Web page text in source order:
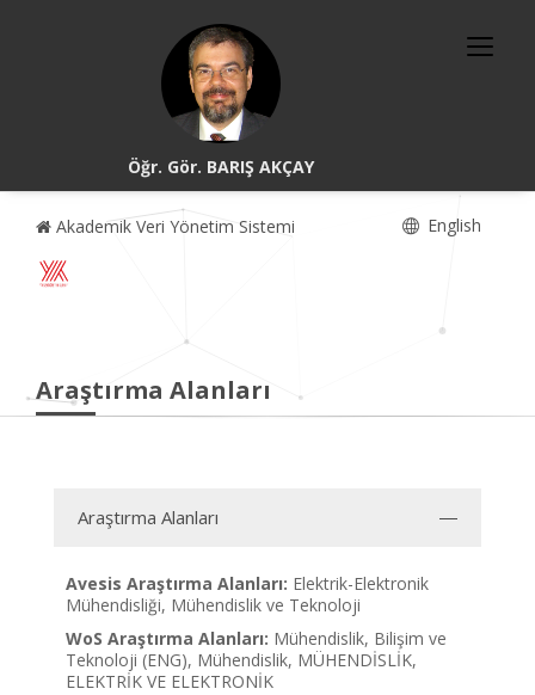
Öğr. Gör. BARIŞ AKÇAY
Akademik Veri Yönetim Sistemi English
Araştırma Alanları
Araştırma Alanları
Avesis Araştırma Alanları: Elektrik-Elektronik
Mühendisliği, Mühendislik ve Teknoloji
WoS Araştırma Alanları: Mühendislik, Bilişim ve
Teknoloji (ENG), Mühendislik, MÜHENDİSLİK,
ELEKTRİK VE ELEKTRONİK